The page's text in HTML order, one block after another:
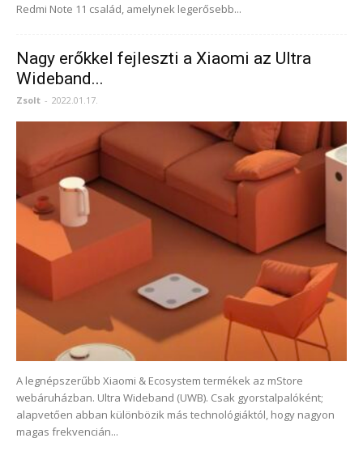
Redmi Note 11 család, amelynek legerősebb...
Nagy erőkkel fejleszti a Xiaomi az Ultra
Wideband...
Zsolt - 2022.01.17.
A legnépszerűbb Xiaomi & Ecosystem termékek az mStore
webáruházban. Ultra Wideband (UWB). Csak gyorstalpalóként;
alapvetően abban különbözik más technológiáktól, hogy nagyon
magas frekvencián...